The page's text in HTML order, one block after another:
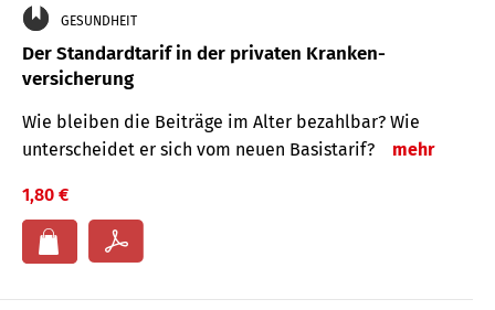
GESUNDHEIT
Der Standard­tarif in der privaten Kranken­
versicherung
Wie bleiben die Beiträge im Alter bezahlbar? Wie
unterscheidet er sich vom neuen Basistarif?
mehr
1,80 €